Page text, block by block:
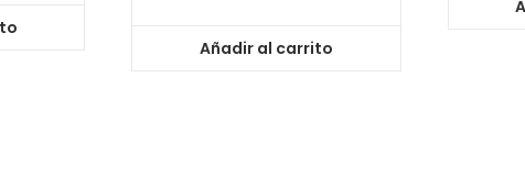
Añadir al carrito